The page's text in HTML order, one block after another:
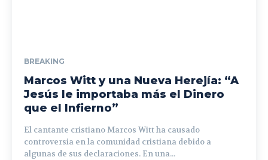
BREAKING
Marcos Witt y una Nueva Herejía: “A
Jesús le importaba más el Dinero
que el Infierno”
El cantante cristiano Marcos Witt ha causado
controversia en la comunidad cristiana debido a
algunas de sus declaraciones. En una...